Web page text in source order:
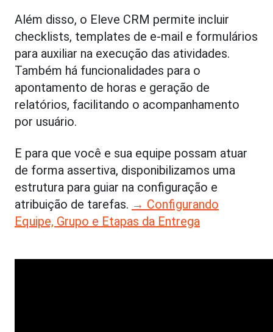
Além disso, o Eleve CRM permite incluir
checklists, templates de e-mail e formulários
para auxiliar na execução das atividades.
Também há funcionalidades para o
apontamento de horas e geração de
relatórios, facilitando o acompanhamento
por usuário.
E para que você e sua equipe possam atuar
de forma assertiva, disponibilizamos uma
estrutura para guiar na configuração e
atribuição de tarefas. → Configurando
Equipe, Grupo e Etapas da Entrega